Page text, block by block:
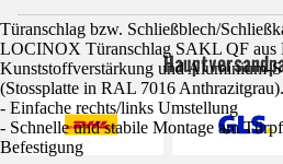
Türanschlag bzw. Schließblech/
LOCINOX Türanschlag SAKL QF aus
Kunststoffverstärkung und Aluminium-
(Stossplatte in RAL 7016 Anthrazitgrau).
- Einfache rechts/links Umstellung
- Schnelle und stabile Montage am
Befestigung